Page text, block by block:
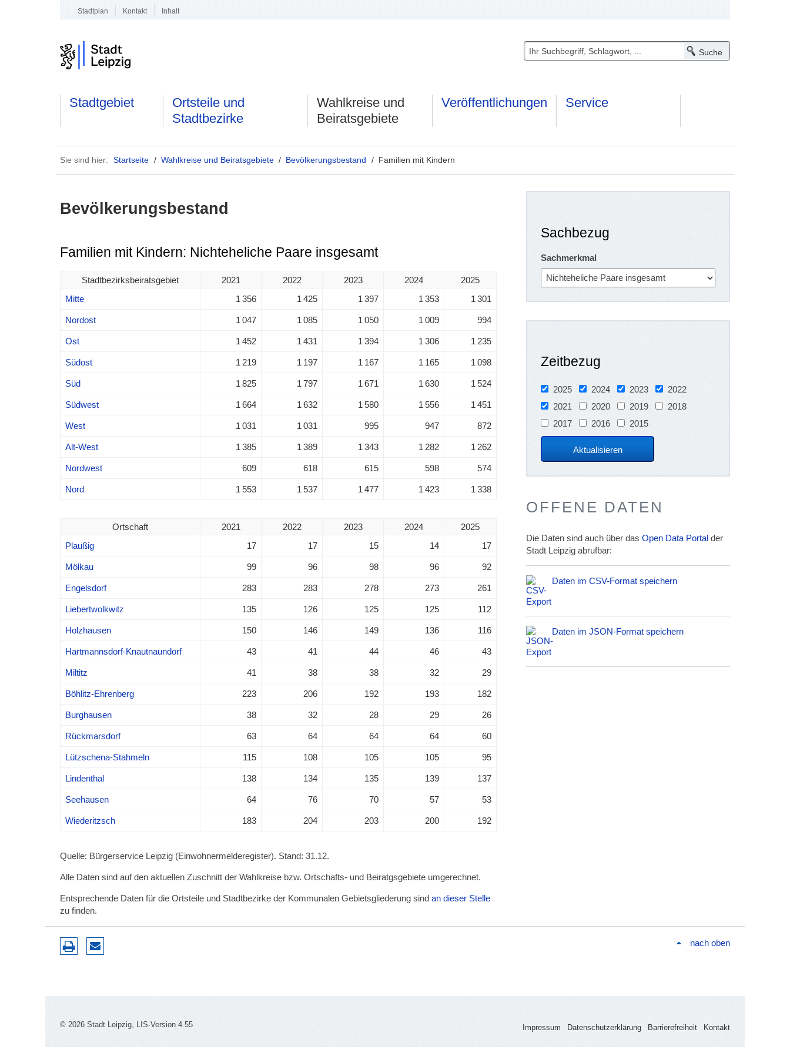
Stadtplan Kontakt Inhalt
Stadtgebiet
Ortsteile und
Stadtbezirke
Wahlkreise und
Beiratsgebiete
Veröffentlichungen Service
Sie sind hier: Startseite / Wahlkreise und Beiratsgebiete / Bevölkerungsbestand / Familien mit Kindern
Bevölkerungsbestand
Familien mit Kindern: Nichteheliche Paare insgesamt
Stadtbezirksbeiratsgebiet 2021 2022 2023 2024
2025
Mitte
1 356 1 425 1 397 1 353 1 301
Nordost 1 047 1 085 1 050 1 009 994
Ost 1 452 1 431 1 394 1 306 1 235
Südost 1 219 1 197 1 167 1 165 1 098
Süd 1 825 1 797 1 671 1 630 1 524
Südwest 1 664 1 632 1 580 1 556 1 451
West 1 031 1 031 995 947 872
Alt-West 1 385 1 389 1 343 1 282 1 262
Nordwest 609 618 615 598 574
Nord 1 553 1 537 1 477 1 423 1 338
Ortschaft 2021 2022 2023 2024
2025
Plaußig
17 17 15 14 17
Mölkau 99 96 98 96 92
Engelsdorf 283 283 278 273 261
Liebertwolkwitz 135 126 125 125 112
Holzhausen 150 146 149 136 116
Hartmannsdorf-Knautnaundorf 43 41 44 46 43
Miltitz 41 38 38 32 29
Böhlitz-Ehrenberg 223 206 192 193 182
Burghausen 38 32 28 29 26
Rückmarsdorf 63 64 64 64 60
Lützschena-Stahmeln 115 108 105 105 95
Lindenthal 138 134 135 139 137
Seehausen 64 76 70 57 53
Wiederitzsch 183 204 203 200 192
Quelle: Bürgerservice Leipzig (Einwohnermelderegister). Stand: 31.12.
Alle Daten sind auf den aktuellen Zuschnitt der Wahlkreise bzw. Ortschafts- und Beiratgsgebiete umgerechnet.
Entsprechende Daten für die Ortsteile und Stadtbezirke der Kommunalen Gebietsgliederung sind an dieser Stelle
zu finden.
Sachbezug
Sachmerkmal
Zeitbezug
2025 2024 2023
2022
2021
2020 2019
2018
2017
2016 2015
OFFENE DATEN
Die Daten sind auch über dasOpen Data Portal der
Stadt Leipzig abrufbar:
Daten im CSV-Format speichern
Daten im JSON-Format speichern
nach oben
© 2026 Stadt Leipzig, LIS-Version 4.55 Impressum Datenschutzerklärung Barrierefreiheit Kontakt